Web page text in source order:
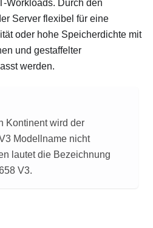
Workloads. Durch den
Server flexibel für eine
oder hohe Speicherdichte mit
und gestaffelter
werden.
Kontinent wird der
Modellname nicht
lautet die Bezeichnung
V3.